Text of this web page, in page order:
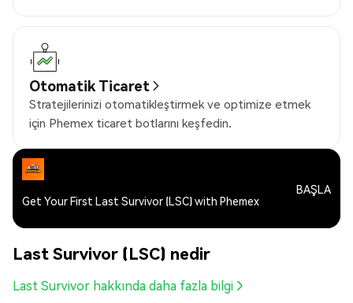
Otomatik Ticaret
Stratejilerinizi otomatikleştirmek ve optimize etmek
için Phemex ticaret botlarını keşfedin.
Get Your First Last Survivor (LSC) with Phemex
BAŞLA
Last Survivor (LSC) nedir
Last Survivor hakkında daha fazla bilgi